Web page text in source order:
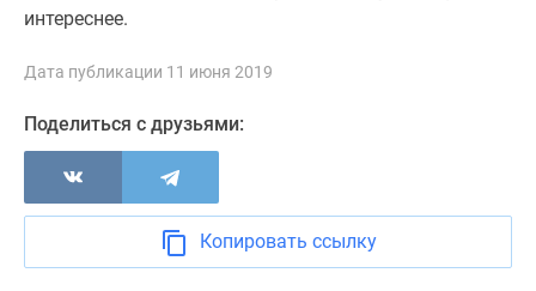
интереснее.
Дата публикации 11 июня 2019
Поделиться с друзьями:
Копировать ссылку